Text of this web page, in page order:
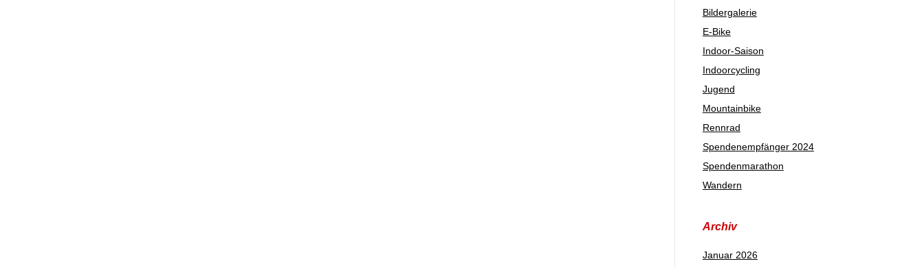
Bildergalerie
E-Bike
Indoor-Saison
Indoorcycling
Jugend
Mountainbike
Rennrad
Spendenempfänger 2024
Spendenmarathon
Wandern
Archiv
Januar 2026